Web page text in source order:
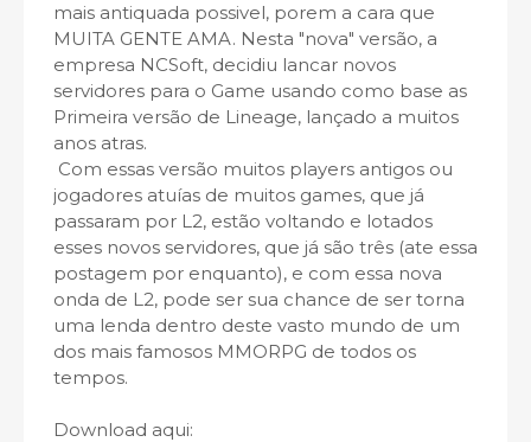
mais antiquada possivel, porem a cara que
MUITA GENTE AMA. Nesta "nova" versão, a
empresa NCSoft, decidiu lancar novos
servidores para o Game usando como base as
Primeira versão de Lineage, lançado a muitos
anos atras.
Com essas versão muitos players antigos ou
jogadores atuías de muitos games, que já
passaram por L2, estão voltando e lotados
esses novos servidores, que já são três (ate essa
postagem por enquanto), e com essa nova
onda de L2, pode ser sua chance de ser torna
uma lenda dentro deste vasto mundo de um
dos mais famosos MMORPG de todos os
tempos.
Download aqui: